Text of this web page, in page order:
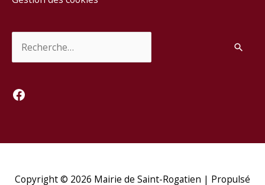
Facebook
Copyright © 2026 Mairie de Saint-Rogatien | Propulsé